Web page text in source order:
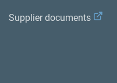
Supplier documents